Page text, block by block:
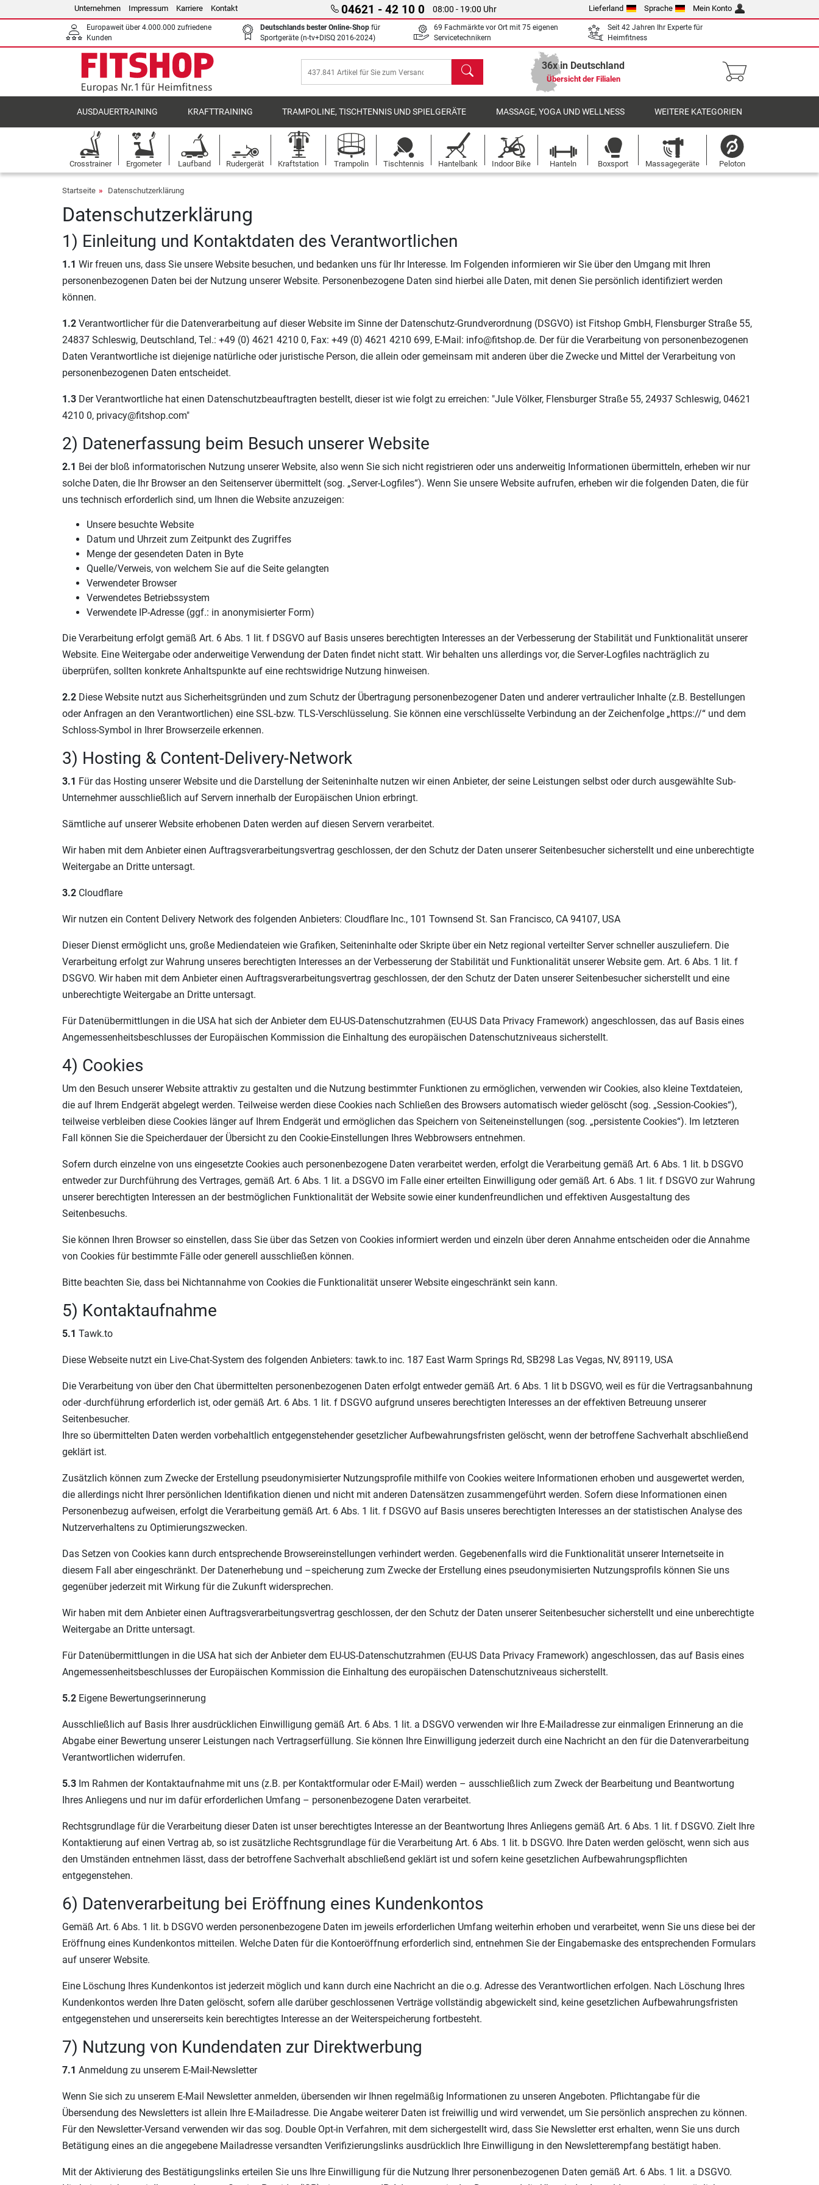
Unternehmen Impressum Karriere Kontakt 04621 - 42 10 0 08:00 - 19:00 Uhr Lieferland Sprache Mein Konto
Europaweit über 4.000.000 zufriedene
Kunden
Deutschlands bester Online-Shop für
Sportgeräte (n-tv+DISQ 2016-2024)
69 Fachmärkte vor Ort mit 75 eigenen
Servicetechnikern
Seit 42 Jahren Ihr Experte für
Heimfitness
Suchen 36x in Deutschland
Übersicht der Filialen
AUSDAUERTRAINING KRAFTTRAINING TRAMPOLINE, TISCHTENNIS UND SPIELGERÄTE MASSAGE, YOGA UND WELLNESS WEITERE KATEGORIEN
Crosstrainer Ergometer Laufband Rudergerät Kraftstation Trampolin Tischtennis Hantelbank Indoor Bike Hanteln Boxsport Massagegeräte Peloton
Startseite Datenschutzerklärung
Datenschutzerklärung
1) Einleitung und Kontaktdaten des Verantwortlichen
1.1 Wir freuen uns, dass Sie unsere Website besuchen, und bedanken uns für Ihr Interesse. Im Folgenden informieren wir Sie über den Umgang mit Ihren
personenbezogenen Daten bei der Nutzung unserer Website. Personenbezogene Daten sind hierbei alle Daten, mit denen Sie persönlich identifiziert werden
können.
1.2 Verantwortlicher für die Datenverarbeitung auf dieser Website im Sinne der Datenschutz-Grundverordnung (DSGVO) ist Fitshop GmbH, Flensburger Straße 55,
24837 Schleswig, Deutschland, Tel.: +49 (0) 4621 4210 0, Fax: +49 (0) 4621 4210 699, E-Mail: info@fitshop.de. Der für die Verarbeitung von personenbezogenen
Daten Verantwortliche ist diejenige natürliche oder juristische Person, die allein oder gemeinsam mit anderen über die Zwecke und Mittel der Verarbeitung von
personenbezogenen Daten entscheidet.
1.3 Der Verantwortliche hat einen Datenschutzbeauftragten bestellt, dieser ist wie folgt zu erreichen: "Jule Völker, Flensburger Straße 55, 24937 Schleswig, 04621
4210 0, privacy@fitshop.com"
2) Datenerfassung beim Besuch unserer Website
2.1 Bei der bloß informatorischen Nutzung unserer Website, also wenn Sie sich nicht registrieren oder uns anderweitig Informationen übermitteln, erheben wir nur
solche Daten, die Ihr Browser an den Seitenserver übermittelt (sog. „Server-Logfiles“). Wenn Sie unsere Website aufrufen, erheben wir die folgenden Daten, die für
uns technisch erforderlich sind, um Ihnen die Website anzuzeigen:
Unsere besuchte Website
Datum und Uhrzeit zum Zeitpunkt des Zugriffes
Menge der gesendeten Daten in Byte
Quelle/Verweis, von welchem Sie auf die Seite gelangten
Verwendeter Browser
Verwendetes Betriebssystem
Verwendete IP-Adresse (ggf.: in anonymisierter Form)
Die Verarbeitung erfolgt gemäß Art. 6 Abs. 1 lit. f DSGVO auf Basis unseres berechtigten Interesses an der Verbesserung der Stabilität und Funktionalität unserer
Website. Eine Weitergabe oder anderweitige Verwendung der Daten findet nicht statt. Wir behalten uns allerdings vor, die Server-Logfiles nachträglich zu
überprüfen, sollten konkrete Anhaltspunkte auf eine rechtswidrige Nutzung hinweisen.
2.2 Diese Website nutzt aus Sicherheitsgründen und zum Schutz der Übertragung personenbezogener Daten und anderer vertraulicher Inhalte (z.B. Bestellungen
oder Anfragen an den Verantwortlichen) eine SSL-bzw. TLS-Verschlüsselung. Sie können eine verschlüsselte Verbindung an der Zeichenfolge „https://“ und dem
Schloss-Symbol in Ihrer Browserzeile erkennen.
3) Hosting & Content-Delivery-Network
3.1 Für das Hosting unserer Website und die Darstellung der Seiteninhalte nutzen wir einen Anbieter, der seine Leistungen selbst oder durch ausgewählte Sub-
Unternehmer ausschließlich auf Servern innerhalb der Europäischen Union erbringt.
Sämtliche auf unserer Website erhobenen Daten werden auf diesen Servern verarbeitet.
Wir haben mit dem Anbieter einen Auftragsverarbeitungsvertrag geschlossen, der den Schutz der Daten unserer Seitenbesucher sicherstellt und eine unberechtigte
Weitergabe an Dritte untersagt.
3.2 Cloudflare
Wir nutzen ein Content Delivery Network des folgenden Anbieters: Cloudflare Inc., 101 Townsend St. San Francisco, CA 94107, USA
Dieser Dienst ermöglicht uns, große Mediendateien wie Grafiken, Seiteninhalte oder Skripte über ein Netz regional verteilter Server schneller auszuliefern. Die
Verarbeitung erfolgt zur Wahrung unseres berechtigten Interesses an der Verbesserung der Stabilität und Funktionalität unserer Website gem. Art. 6 Abs. 1 lit. f
DSGVO. Wir haben mit dem Anbieter einen Auftragsverarbeitungsvertrag geschlossen, der den Schutz der Daten unserer Seitenbesucher sicherstellt und eine
unberechtigte Weitergabe an Dritte untersagt.
Für Datenübermittlungen in die USA hat sich der Anbieter dem EU-US-Datenschutzrahmen (EU-US Data Privacy Framework) angeschlossen, das auf Basis eines
Angemessenheitsbeschlusses der Europäischen Kommission die Einhaltung des europäischen Datenschutzniveaus sicherstellt.
4) Cookies
Um den Besuch unserer Website attraktiv zu gestalten und die Nutzung bestimmter Funktionen zu ermöglichen, verwenden wir Cookies, also kleine Textdateien,
die auf Ihrem Endgerät abgelegt werden. Teilweise werden diese Cookies nach Schließen des Browsers automatisch wieder gelöscht (sog. „Session-Cookies“),
teilweise verbleiben diese Cookies länger auf Ihrem Endgerät und ermöglichen das Speichern von Seiteneinstellungen (sog. „persistente Cookies“). Im letzteren
Fall können Sie die Speicherdauer der Übersicht zu den Cookie-Einstellungen Ihres Webbrowsers entnehmen.
Sofern durch einzelne von uns eingesetzte Cookies auch personenbezogene Daten verarbeitet werden, erfolgt die Verarbeitung gemäß Art. 6 Abs. 1 lit. b DSGVO
entweder zur Durchführung des Vertrages, gemäß Art. 6 Abs. 1 lit. a DSGVO im Falle einer erteilten Einwilligung oder gemäß Art. 6 Abs. 1 lit. f DSGVO zur Wahrung
unserer berechtigten Interessen an der bestmöglichen Funktionalität der Website sowie einer kundenfreundlichen und effektiven Ausgestaltung des
Seitenbesuchs.
Sie können Ihren Browser so einstellen, dass Sie über das Setzen von Cookies informiert werden und einzeln über deren Annahme entscheiden oder die Annahme
von Cookies für bestimmte Fälle oder generell ausschließen können.
Bitte beachten Sie, dass bei Nichtannahme von Cookies die Funktionalität unserer Website eingeschränkt sein kann.
5) Kontaktaufnahme
5.1 Tawk.to
Diese Webseite nutzt ein Live-Chat-System des folgenden Anbieters: tawk.to inc. 187 East Warm Springs Rd, SB298 Las Vegas, NV, 89119, USA
Die Verarbeitung von über den Chat übermittelten personenbezogenen Daten erfolgt entweder gemäß Art. 6 Abs. 1 lit b DSGVO, weil es für die Vertragsanbahnung
oder -durchführung erforderlich ist, oder gemäß Art. 6 Abs. 1 lit. f DSGVO aufgrund unseres berechtigten Interesses an der effektiven Betreuung unserer
Seitenbesucher.
Ihre so übermittelten Daten werden vorbehaltlich entgegenstehender gesetzlicher Aufbewahrungsfristen gelöscht, wenn der betroffene Sachverhalt abschließend
geklärt ist.
Zusätzlich können zum Zwecke der Erstellung pseudonymisierter Nutzungsprofile mithilfe von Cookies weitere Informationen erhoben und ausgewertet werden,
die allerdings nicht Ihrer persönlichen Identifikation dienen und nicht mit anderen Datensätzen zusammengeführt werden. Sofern diese Informationen einen
Personenbezug aufweisen, erfolgt die Verarbeitung gemäß Art. 6 Abs. 1 lit. f DSGVO auf Basis unseres berechtigten Interesses an der statistischen Analyse des
Nutzerverhaltens zu Optimierungszwecken.
Das Setzen von Cookies kann durch entsprechende Browsereinstellungen verhindert werden. Gegebenenfalls wird die Funktionalität unserer Internetseite in
diesem Fall aber eingeschränkt. Der Datenerhebung und –speicherung zum Zwecke der Erstellung eines pseudonymisierten Nutzungsprofils können Sie uns
gegenüber jederzeit mit Wirkung für die Zukunft widersprechen.
Wir haben mit dem Anbieter einen Auftragsverarbeitungsvertrag geschlossen, der den Schutz der Daten unserer Seitenbesucher sicherstellt und eine unberechtigte
Weitergabe an Dritte untersagt.
Für Datenübermittlungen in die USA hat sich der Anbieter dem EU-US-Datenschutzrahmen (EU-US Data Privacy Framework) angeschlossen, das auf Basis eines
Angemessenheitsbeschlusses der Europäischen Kommission die Einhaltung des europäischen Datenschutzniveaus sicherstellt.
5.2 Eigene Bewertungserinnerung
Ausschließlich auf Basis Ihrer ausdrücklichen Einwilligung gemäß Art. 6 Abs. 1 lit. a DSGVO verwenden wir Ihre E-Mailadresse zur einmaligen Erinnerung an die
Abgabe einer Bewertung unserer Leistungen nach Vertragserfüllung. Sie können Ihre Einwilligung jederzeit durch eine Nachricht an den für die Datenverarbeitung
Verantwortlichen widerrufen.
5.3 Im Rahmen der Kontaktaufnahme mit uns (z.B. per Kontaktformular oder E-Mail) werden – ausschließlich zum Zweck der Bearbeitung und Beantwortung
Ihres Anliegens und nur im dafür erforderlichen Umfang – personenbezogene Daten verarbeitet.
Rechtsgrundlage für die Verarbeitung dieser Daten ist unser berechtigtes Interesse an der Beantwortung Ihres Anliegens gemäß Art. 6 Abs. 1 lit. f DSGVO. Zielt Ihre
Kontaktierung auf einen Vertrag ab, so ist zusätzliche Rechtsgrundlage für die Verarbeitung Art. 6 Abs. 1 lit. b DSGVO. Ihre Daten werden gelöscht, wenn sich aus
den Umständen entnehmen lässt, dass der betroffene Sachverhalt abschließend geklärt ist und sofern keine gesetzlichen Aufbewahrungspflichten
entgegenstehen.
6) Datenverarbeitung bei Eröffnung eines Kundenkontos
Gemäß Art. 6 Abs. 1 lit. b DSGVO werden personenbezogene Daten im jeweils erforderlichen Umfang weiterhin erhoben und verarbeitet, wenn Sie uns diese bei der
Eröffnung eines Kundenkontos mitteilen. Welche Daten für die Kontoeröffnung erforderlich sind, entnehmen Sie der Eingabemaske des entsprechenden Formulars
auf unserer Website.
Eine Löschung Ihres Kundenkontos ist jederzeit möglich und kann durch eine Nachricht an die o.g. Adresse des Verantwortlichen erfolgen. Nach Löschung Ihres
Kundenkontos werden Ihre Daten gelöscht, sofern alle darüber geschlossenen Verträge vollständig abgewickelt sind, keine gesetzlichen Aufbewahrungsfristen
entgegenstehen und unsererseits kein berechtigtes Interesse an der Weiterspeicherung fortbesteht.
7) Nutzung von Kundendaten zur Direktwerbung
7.1 Anmeldung zu unserem E-Mail-Newsletter
Wenn Sie sich zu unserem E-Mail Newsletter anmelden, übersenden wir Ihnen regelmäßig Informationen zu unseren Angeboten. Pflichtangabe für die
Übersendung des Newsletters ist allein Ihre E-Mailadresse. Die Angabe weiterer Daten ist freiwillig und wird verwendet, um Sie persönlich ansprechen zu können.
Für den Newsletter-Versand verwenden wir das sog. Double Opt-in Verfahren, mit dem sichergestellt wird, dass Sie Newsletter erst erhalten, wenn Sie uns durch
Betätigung eines an die angegebene Mailadresse versandten Verifizierungslinks ausdrücklich Ihre Einwilligung in den Newsletterempfang bestätigt haben.
Mit der Aktivierung des Bestätigungslinks erteilen Sie uns Ihre Einwilligung für die Nutzung Ihrer personenbezogenen Daten gemäß Art. 6 Abs. 1 lit. a DSGVO.